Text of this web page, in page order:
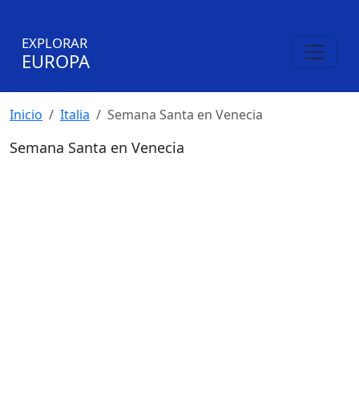
EXPLORAR
EUROPA
Inicio Italia Semana Santa en Venecia
Semana Santa en Venecia